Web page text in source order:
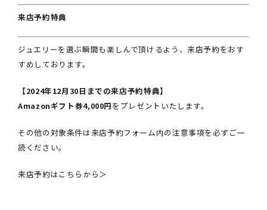
来店予約特典
ジュエリーを選ぶ瞬間も楽しんで頂けるよう、来店予約をおす
すめしております。
【2024年12月30日までの来店予約特典】
Amazonギフト券4,000円をプレゼントいたします。
その他の対象条件は来店予約フォーム内の注意事項を必ずご一
読ください。
来店予約はこちらから＞